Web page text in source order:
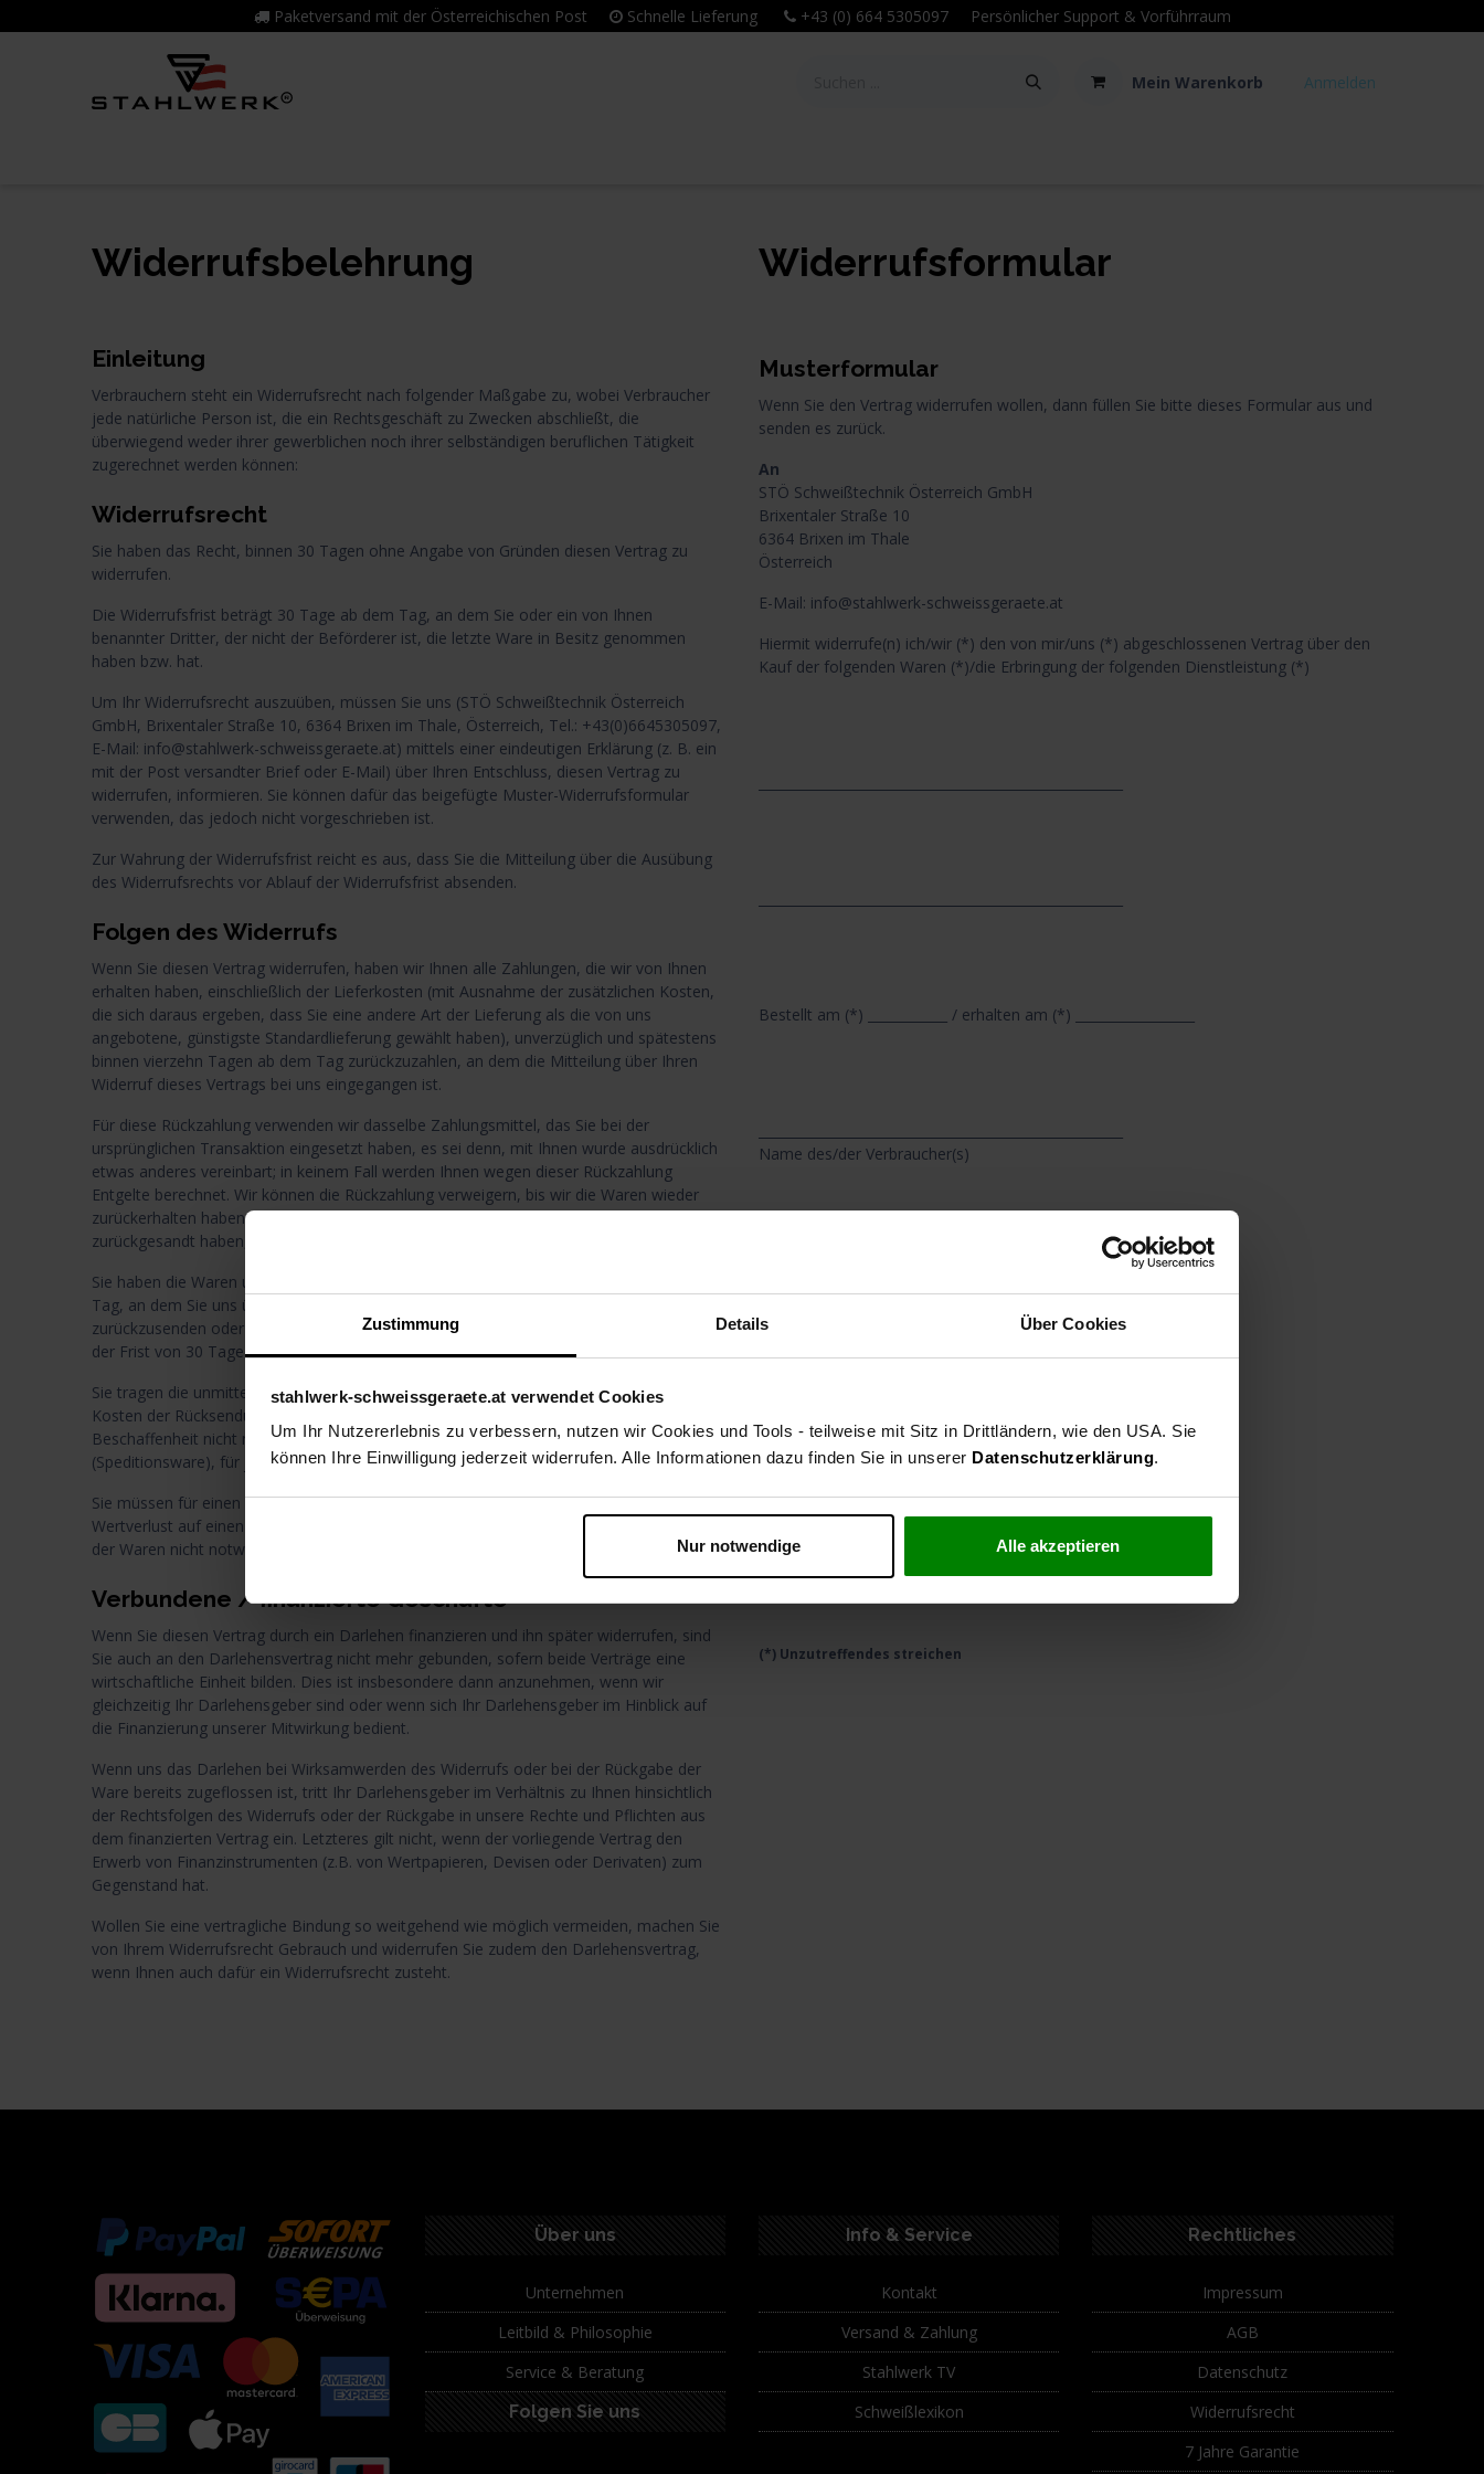
Zustimmung Details Über Cookies
stahlwerk-schweissgeraete.at verwendet Cookies
Um Ihr Nutzererlebnis zu verbessern, nutzen wir Cookies und Tools - teilweise mit Sitz in Drittländern, wie den USA. Sie
können Ihre Einwilligung jederzeit widerrufen. Alle Informationen dazu finden Sie in unserer Datenschutzerklärung.
Nur notwendige Alle akzeptieren
Paketversand mit der Österreichischen Post Schnelle Lieferung +43 (0) 664 5305097 Persönlicher Support & Vorführraum
Mein Warenkorb Anmelden
Widerrufsbelehrung
Einleitung
Verbrauchern steht ein Widerrufsrecht nach folgender Maßgabe zu, wobei Verbraucher
jede natürliche Person ist, die ein Rechtsgeschäft zu Zwecken abschließt, die
überwiegend weder ihrer gewerblichen noch ihrer selbständigen beruflichen Tätigkeit
zugerechnet werden können:
Widerrufsrecht
Sie haben das Recht, binnen 30 Tagen ohne Angabe von Gründen diesen Vertrag zu
widerrufen.
Die Widerrufsfrist beträgt 30 Tage ab dem Tag, an dem Sie oder ein von Ihnen
benannter Dritter, der nicht der Beförderer ist, die letzte Ware in Besitz genommen
haben bzw. hat.
Um Ihr Widerrufsrecht auszuüben, müssen Sie uns (STÖ Schweißtechnik Österreich
GmbH, Brixentaler Straße 10, 6364 Brixen im Thale, Österreich, Tel.: +43(0)6645305097,
E-Mail: info@stahlwerk-schweissgeraete.at) mittels einer eindeutigen Erklärung (z. B. ein
mit der Post versandter Brief oder E-Mail) über Ihren Entschluss, diesen Vertrag zu
widerrufen, informieren. Sie können dafür das beigefügte Muster-Widerrufsformular
verwenden, das jedoch nicht vorgeschrieben ist.
Zur Wahrung der Widerrufsfrist reicht es aus, dass Sie die Mitteilung über die Ausübung
des Widerrufsrechts vor Ablauf der Widerrufsfrist absenden.
Folgen des Widerrufs
Wenn Sie diesen Vertrag widerrufen, haben wir Ihnen alle Zahlungen, die wir von Ihnen
erhalten haben, einschließlich der Lieferkosten (mit Ausnahme der zusätzlichen Kosten,
die sich daraus ergeben, dass Sie eine andere Art der Lieferung als die von uns
angebotene, günstigste Standardlieferung gewählt haben), unverzüglich und spätestens
binnen vierzehn Tagen ab dem Tag zurückzuzahlen, an dem die Mitteilung über Ihren
Widerruf dieses Vertrags bei uns eingegangen ist.
Für diese Rückzahlung verwenden wir dasselbe Zahlungsmittel, das Sie bei der
ursprünglichen Transaktion eingesetzt haben, es sei denn, mit Ihnen wurde ausdrücklich
etwas anderes vereinbart; in keinem Fall werden Ihnen wegen dieser Rückzahlung
Entgelte berechnet. Wir können die Rückzahlung verweigern, bis wir die Waren wieder
zurückerhalten haben oder bis Sie den Nachweis erbracht haben, dass Sie die Waren
zurückgesandt haben, je nachdem, welches der frühere Zeitpunkt ist.
Sie haben die Waren unverzüglich und in jedem Fall spätestens binnen 30 Tage ab dem
Tag, an dem Sie uns über den Widerruf dieses Vertrags unterrichten, an uns
zurückzusenden oder zu übergeben. Die Frist ist gewahrt, wenn Sie die Waren vor Ablauf
der Frist von 30 Tage absenden.
Sie tragen die unmittelbaren Kosten der Rücksendung der Waren. Die unmittelbaren
Kosten der Rücksendung werden hinsichtlich solcher Waren, die aufgrund ihrer
Beschaffenheit nicht normal mit der Post an uns zurückgesandt werden können
(Speditionsware), für jede derartige Ware auf höchstens etwa 100 Euro geschätzt.
Sie müssen für einen etwaigen Wertverlust der Waren nur aufkommen, wenn dieser
Wertverlust auf einen zur Prüfung der Beschaffenheit, Eigenschaften und Funktionsweise
der Waren nicht notwendigen Umgang mit ihnen zurückzuführen ist.
Verbundene / finanzierte Geschäfte
Wenn Sie diesen Vertrag durch ein Darlehen finanzieren und ihn später widerrufen, sind
Sie auch an den Darlehensvertrag nicht mehr gebunden, sofern beide Verträge eine
wirtschaftliche Einheit bilden. Dies ist insbesondere dann anzunehmen, wenn wir
gleichzeitig Ihr Darlehensgeber sind oder wenn sich Ihr Darlehensgeber im Hinblick auf
die Finanzierung unserer Mitwirkung bedient.
Wenn uns das Darlehen bei Wirksamwerden des Widerrufs oder bei der Rückgabe der
Ware bereits zugeflossen ist, tritt Ihr Darlehensgeber im Verhältnis zu Ihnen hinsichtlich
der Rechtsfolgen des Widerrufs oder der Rückgabe in unsere Rechte und Pflichten aus
dem finanzierten Vertrag ein. Letzteres gilt nicht, wenn der vorliegende Vertrag den
Erwerb von Finanzinstrumenten (z.B. von Wertpapieren, Devisen oder Derivaten) zum
Gegenstand hat.
Wollen Sie eine vertragliche Bindung so weitgehend wie möglich vermeiden, machen Sie
von Ihrem Widerrufsrecht Gebrauch und widerrufen Sie zudem den Darlehensvertrag,
wenn Ihnen auch dafür ein Widerrufsrecht zusteht.
Widerrufsformular
Musterformular
Wenn Sie den Vertrag widerrufen wollen, dann füllen Sie bitte dieses Formular aus und
senden es zurück.
An
STÖ Schweißtechnik Österreich GmbH
Brixentaler Straße 10
6364 Brixen im Thale
Österreich
E-Mail: info@stahlwerk-schweissgeraete.at
Hiermit widerrufe(n) ich/wir (*) den von mir/uns (*) abgeschlossenen Vertrag über den
Kauf der folgenden Waren (*)/die Erbringung der folgenden Dienstleistung (*)
Bestellt am (*) ____________ / erhalten am (*) __________________
Name des/der Verbraucher(s)
Anschrift des/der Verbraucher(s)
Unterschrift des/der Verbraucher(s) (nur bei Mitteilung auf Papier)
_________________________
Datum
(*) Unzutreffendes streichen
Über uns
Unternehmen
Leitbild & Philosophie
Service & Beratung
Folgen Sie uns
Info & Service
Kontakt
Versand & Zahlung
Stahlwerk TV
Schweißlexikon
Rechtliches
Impressum
AGB
Datenschutz
Widerrufsrecht
7 Jahre Garantie